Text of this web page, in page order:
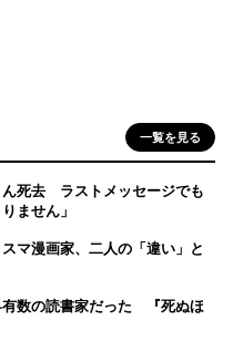
一覧を見る
死去 ラストメッセージでも
ません」
マ漫画家、二人の「違い」と
数の読書家だった 『死ぬほ